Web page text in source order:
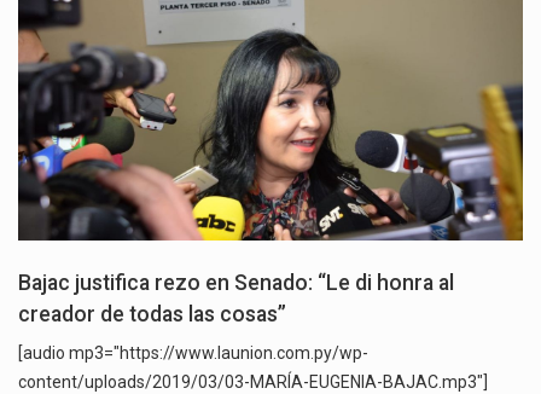
Bajac justifica rezo en Senado: “Le di honra al
creador de todas las cosas”
[audio mp3="https://www.launion.com.py/wp-
content/uploads/2019/03/03-MARÍA-EUGENIA-BAJAC.mp3"]